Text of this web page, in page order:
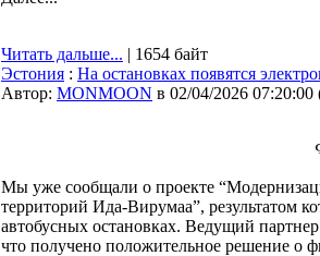
Читать дальше... | 1654 байт
Эстония : На остановках появятся
Автор: MONMOON в 02/04/2026 07:20:00
Мы уже сообщали о проекте
территорий Ида-Вирумаа”, результатом
автобусных остановках. Ведущий
что получено положительное решение о